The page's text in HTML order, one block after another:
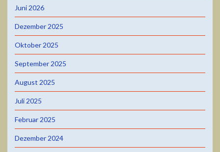
Juni 2026
Dezember 2025
Oktober 2025
September 2025
August 2025
Juli 2025
Februar 2025
Dezember 2024